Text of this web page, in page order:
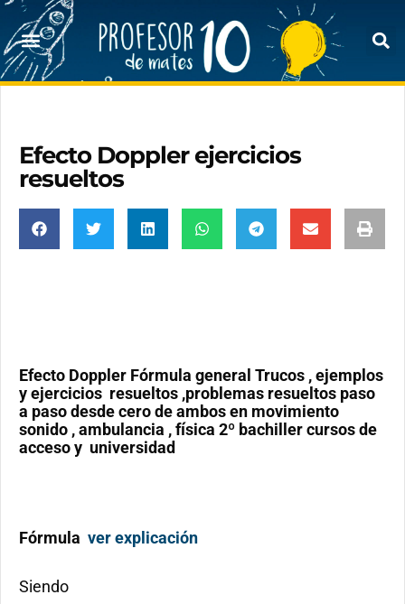
Efecto Doppler ejercicios
resueltos
Efecto Doppler Fórmula general Trucos , ejemplos
y ejercicios resueltos ,problemas resueltos paso
a paso desde cero de ambos en movimiento
sonido , ambulancia , física 2º bachiller cursos de
acceso y universidad
Fórmula ver explicación
Siendo